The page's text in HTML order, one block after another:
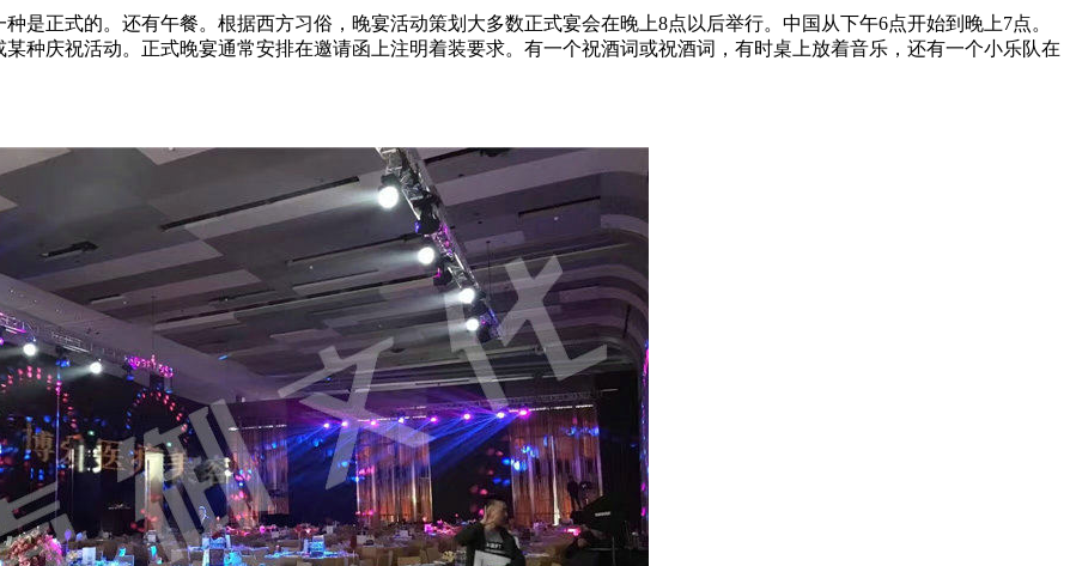
是正式的。还有午餐。根据西方习俗，晚宴活动策划大多数正式宴会在晚上8点以后举行。中国从下午6点开始到晚上7点。
种庆祝活动。正式晚宴通常安排在邀请函上注明着装要求。有一个祝酒词或祝酒词，有时桌上放着音乐，还有一个小乐队在